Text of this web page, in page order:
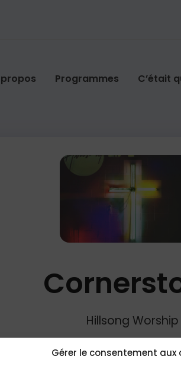
Gérer le consentement aux
propos Programmes C’était
Hillsong Worship